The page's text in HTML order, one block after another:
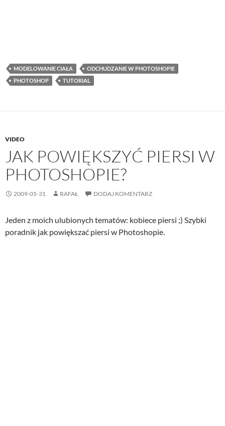
MODELOWANIE CIAŁA
ODCHUDZANIE W PHOTOSHOPIE
PHOTOSHOP
TUTORIAL
VIDEO
JAK POWIĘKSZYĆ PIERSI W
PHOTOSHOPIE?
2009-05-31 RAFAŁ DODAJ KOMENTARZ
Jeden z moich ulubionych tematów: kobiece piersi ;) Szybki
poradnik jak powiększać piersi w Photoshopie.